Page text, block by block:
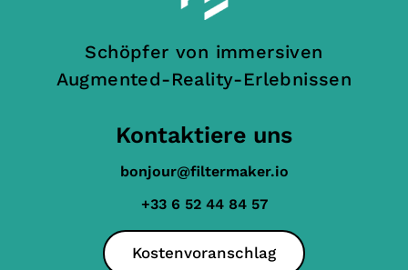
Schöpfer von immersiven
Augmented-Reality-Erlebnissen
Kontaktiere uns
bonjour@filtermaker.io
+33 6 52 44 84 57
Kostenvoranschlag